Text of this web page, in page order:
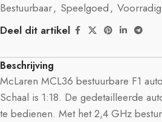
Bestuurbaar, Speelgoed,
Deel dit artikel
Beschrijving
McLaren MCL36 bestuurbare F1
Schaal is 1:18. De gedetailleerde
te bedienen. Met het 2,4 GHz